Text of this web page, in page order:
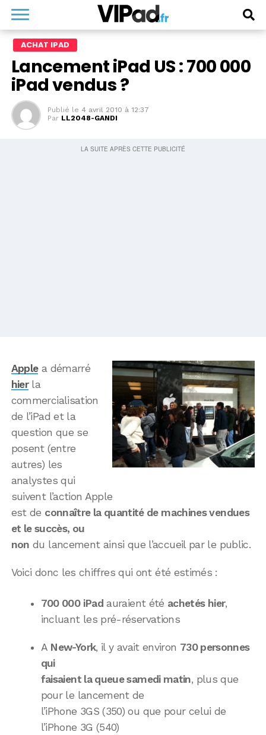
ACHAT IPAD
Lancement iPad US : 700 000
iPad vendus ?
Publié le 4 avril 2010 à 12:37
Par LL2048-GANDI
Applea démarré
hierla
commercialisation
de l’iPad et la
question que se
posent (entre
autres) les
analystes qui
suivent l’action Apple
est de connaître la quantité de machines vendues
et le succès, ou
non du lancement ainsi que l’accueil par le public.
Voici donc les chiffres qui ont été estimés :
700 000 iPad auraient été achetés hier,
incluant les pré-réservations
A New-York, il y avait environ 730 personnes
qui
faisaient la queue samedi matin, plus que
pour le lancement de
l’iPhone 3GS (350) ou que pour celui de
l’iPhone 3G (540)